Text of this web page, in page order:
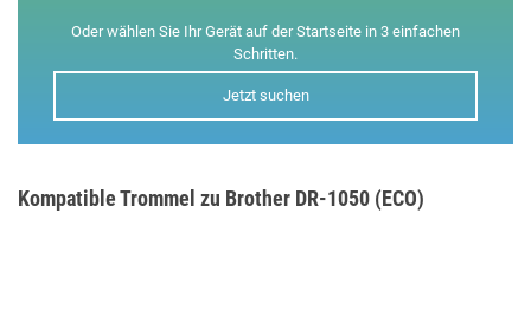
Oder wählen Sie Ihr Gerät auf der Startseite in 3 einfachen
Schritten.
Jetzt suchen
Kompatible Trommel zu Brother DR-1050 (ECO)